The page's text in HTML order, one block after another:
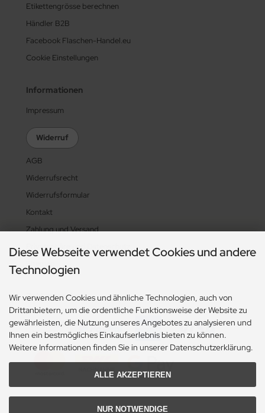
Etikettengrösse berechnen
Händler B2B
Facebook Flaschen-Handel.eu
Cookie Einstellungen
Informationen
Impressum
Widerruf
AGB
Widerrufsrecht
Widerrufsformular
Kontakt
Zahlung und Versand
Privatsphäre und Datenschutz
Sitemap
Zahlungsarten
Diese Webseite verwendet Cookies und andere
Technologien
Wir verwenden Cookies und ähnliche Technologien, auch von
Drittanbietern, um die ordentliche Funktionsweise der Website zu
gewährleisten, die Nutzung unseres Angebotes zu analysieren und
Ihnen ein bestmögliches Einkaufserlebnis bieten zu können.
Weitere Informationen finden Sie in unserer Datenschutzerklärung.
ALLE AKZEPTIEREN
NUR NOTWENDIGE